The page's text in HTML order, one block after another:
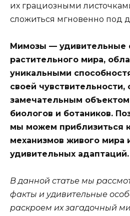
их грациозными
сложиться мгновенно под
Мимозы — удивительные
растительного мира,
уникальными
своей чувствительности,
замечательным
биологов и ботаников.
мы можем приблизиться
механизмов живого мира
удивительных адаптаций.
В данной статье мы
факты и удивительные
раскроем их загадочный